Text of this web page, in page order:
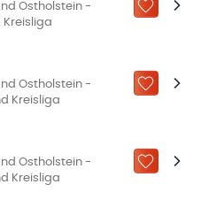
Ostholstein -
ZU „MEINE
Ostholstein -
Kreisliga
ZU „MEINE
Ostholstein -
Kreisliga
ZU „MEINE